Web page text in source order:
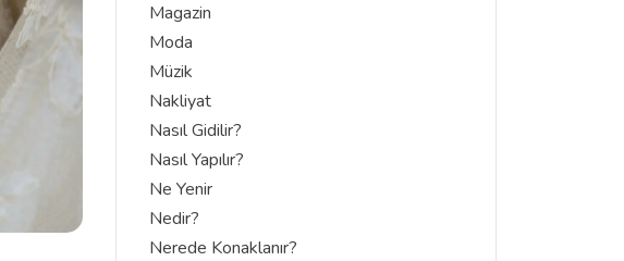
Magazin
Moda
Müzik
Nakliyat
Nasıl Gidilir?
Nasıl Yapılır?
Ne Yenir
Nedir?
Nerede Konaklanır?